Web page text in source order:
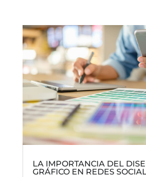
LA IMPORTANCIA DEL
GRÁFICO EN REDES